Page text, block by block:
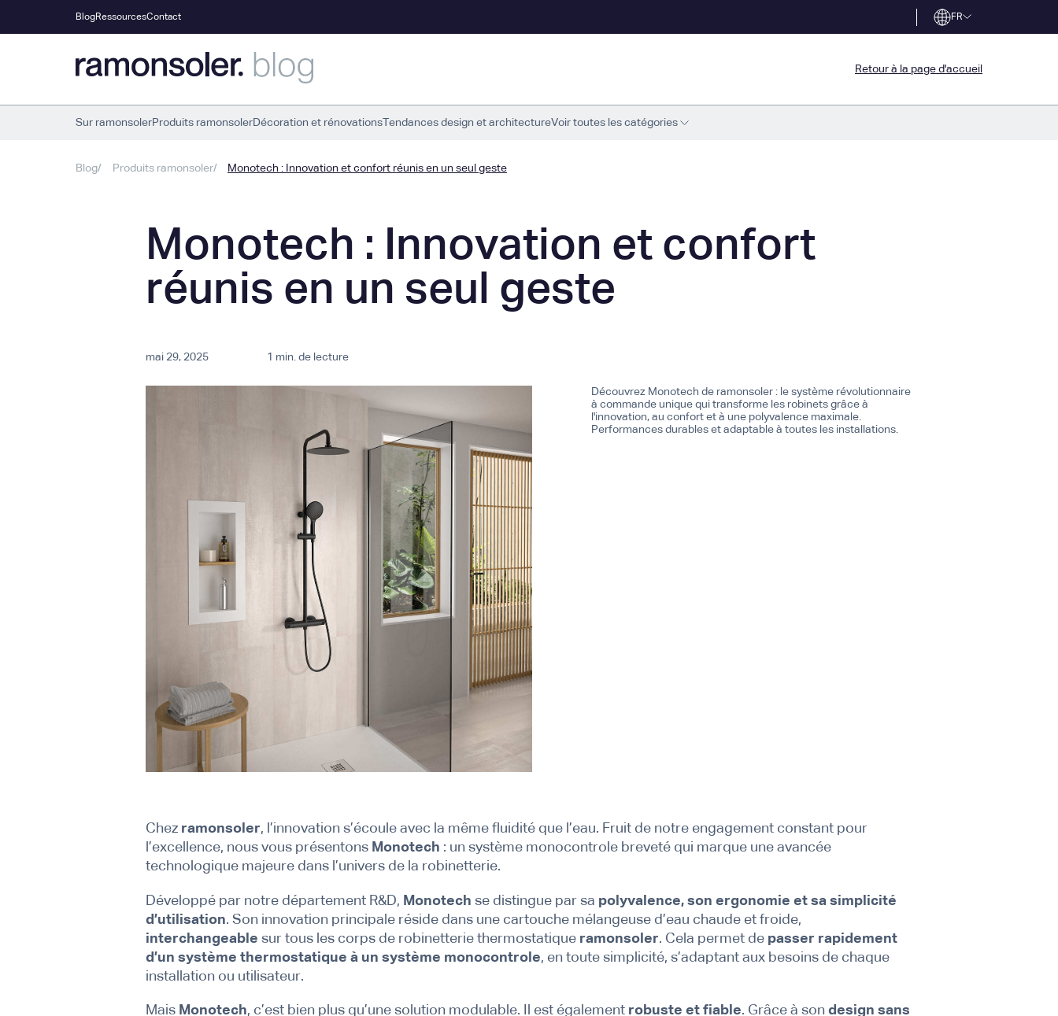
BlogRessourcesContact FR
Retour à la page d'accueil
Sur ramonsolerProduits ramonsolerDécoration et rénovationsTendances design et architectureVoir toutes les catégories
Blog Produits ramonsoler Monotech : Innovation et confort réunis en un seul geste
Monotech : Innovation et confort
réunis en un seul geste
mai 29, 2025 1 min. de lecture
Découvrez Monotech de ramonsoler : le système révolutionnaire
à commande unique qui transforme les robinets grâce à
l'innovation, au confort et à une polyvalence maximale.
Performances durables et adaptable à toutes les installations.
Chez ramonsoler, l’innovation s’écoule avec la même fluidité que l’eau. Fruit de notre engagement constant pour
l’excellence, nous vous présentons Monotech : un système monocontrole breveté qui marque une avancée
technologique majeure dans l’univers de la robinetterie.
Développé par notre département R&D, Monotech se distingue par sa polyvalence, son ergonomie et sa simplicité
d’utilisation. Son innovation principale réside dans une cartouche mélangeuse d’eau chaude et froide,
interchangeable sur tous les corps de robinetterie thermostatique ramonsoler. Cela permet de passer rapidement
d’un système thermostatique à un système monocontrole, en toute simplicité, s’adaptant aux besoins de chaque
installation ou utilisateur.
Mais Monotech, c’est bien plus qu’une solution modulable. Il est également robuste et fiable. Grâce à son design sans